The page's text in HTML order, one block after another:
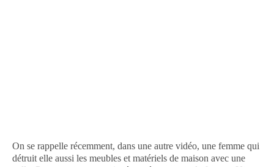
On se rappelle récemment, dans une autre vidéo, une femme qui
détruit elle aussi les meubles et matériels de maison avec une